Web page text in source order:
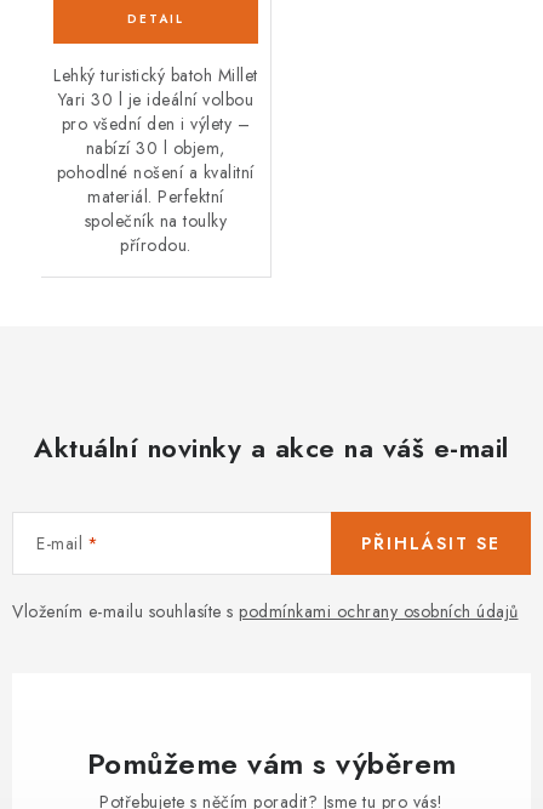
Lehký turistický batoh Millet
Yari 30 l je ideální volbou
pro všední den i výlety –
nabízí 30 l objem,
pohodlné nošení a kvalitní
materiál. Perfektní
společník na toulky
přírodou.
Aktuální novinky a akce na váš e-mail
E-mail
Vložením e-mailu souhlasíte s podmínkami ochrany osobních údajů
PŘIHLÁSIT SE
Pomůžeme vám s výběrem
Potřebujete s něčím poradit? Jsme tu pro vás!